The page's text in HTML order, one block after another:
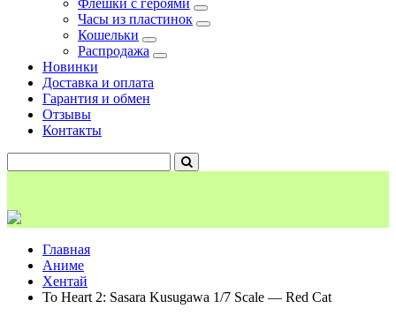
Флешки с героями
Часы из пластинок
Кошельки
Распродажа
Новинки
Доставка и оплата
Гарантия и обмен
Отзывы
Контакты
Главная
Аниме
Хентай
To Heart 2: Sasara Kusugawa 1/7 Scale — Red Cat